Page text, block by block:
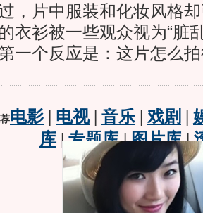
，片中服装和化妆风格
衣衫被一些观众视为“脏
一个反应是：这片怎么